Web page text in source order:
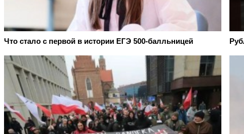
Что стало с первой в истории ЕГЭ 500-балльницей